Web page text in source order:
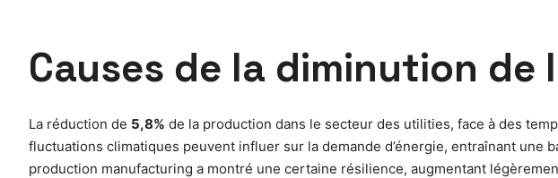
Causes de la diminution
La réduction de 5,8% de la production dans le secteur des utilities, face à des
fluctuations climatiques peuvent influer sur la demande d’énergie, entraînant une
production manufacturing a montré une certaine résilience, augmentant